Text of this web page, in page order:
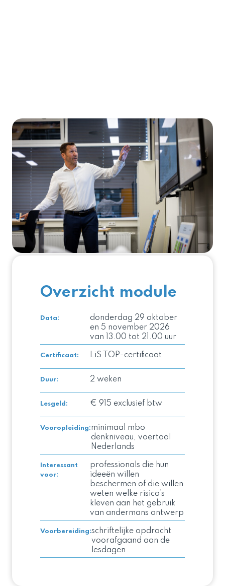
Overzicht module
Data:
donderdag 29 oktober
en 5 november 2026
van 13.00 tot 21.00 uur
Certificaat: LiS TOP-certificaat
Duur: 2 weken
Lesgeld : € 915 exclusief btw
Vooropleiding:minimaal mbo
denkniveau, voertaal
Nederlands
Interessant
voor:
professionals die hun
ideeën willen
beschermen of die willen
weten welke risico’s
kleven aan het gebruik
van andermans ontwerp
Voorbereiding:schriftelijke opdracht
voorafgaand aan de
lesdagen